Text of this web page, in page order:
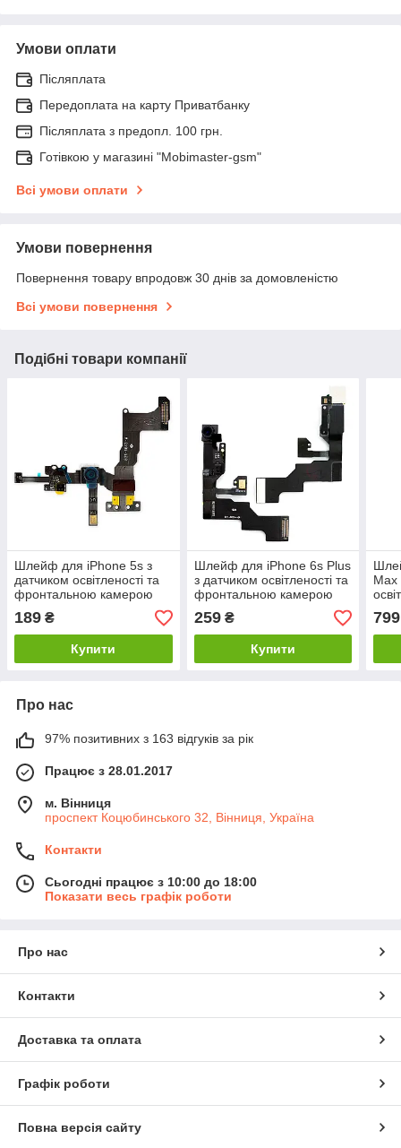
Умови оплати
Післяплата
Передоплата на карту Приватбанку
Післяплата з предопл. 100 грн.
Готівкою у магазині "Mobimaster-gsm"
Всі умови оплати
Умови повернення
Повернення товару впродовж 30 днів за домовленістю
Всі умови повернення
Подібні товари компанії
Шлейф для iPhone 5s з
датчиком освітленості та
фронтальною камерою
(Original)
189 ₴
Купити
Шлейф для iPhone 6s Plus
з датчиком освітленості та
фронтальною камерою
259₴
Купити
Max
799
Про нас
97% позитивних з 163 відгуків за рік
Працює з 28.01.2017
м. Вінниця
проспект Коцюбинського 32, Вінниця, Україна
Контакти
Сьогодні працює з 10:00 до 18:00
Показати весь графік роботи
Про нас
Контакти
Доставка та оплата
Графік роботи
Повна версія сайту